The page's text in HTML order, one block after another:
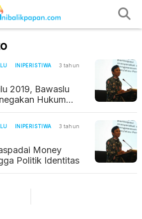
INIPERISTIWA
3 tahun
2019, Bawaslu
Hukum
INIPERISTIWA
3 tahun
Money
Politik Identitas